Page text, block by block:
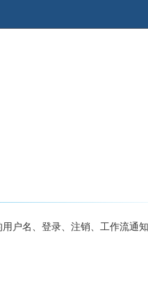
户名、登录、注销、工作流通